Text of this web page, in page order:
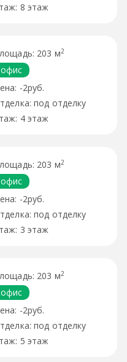
8 этаж
203 м2
офис
-2руб.
под отделку
4 этаж
203 м2
офис
-2руб.
под отделку
3 этаж
203 м2
офис
-2руб.
под отделку
5 этаж